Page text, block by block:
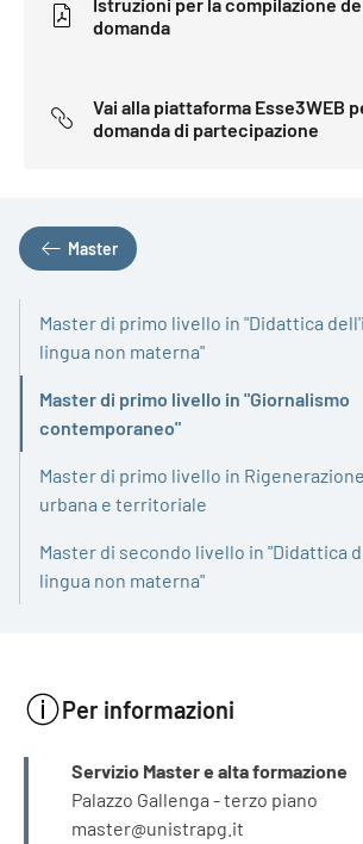
Istruzioni per la compilazione
domanda
Vai alla piattaforma Esse3WEB
domanda di partecipazione
Master
Master di primo livello in "Didattica
lingua non materna"
Master di primo livello in "Giornalismo
contemporaneo"
Attivo
Master di primo livello in
urbana e territoriale
Master di secondo livello in "Didattica
lingua non materna"
Per informazioni
INFORMAZIONI
Servizio Master e alta formazione
Palazzo Gallenga - terzo piano
master@unistrapg.it